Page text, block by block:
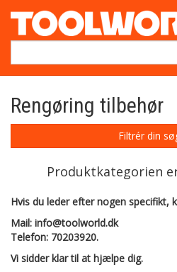
Rengøring tilbehør
Filtrér din
Produktkategorien
Hvis du leder efter nogen specifikt,
Mail: info@toolworld.dk
Telefon: 70203920.
Vi sidder klar til at hjælpe dig.